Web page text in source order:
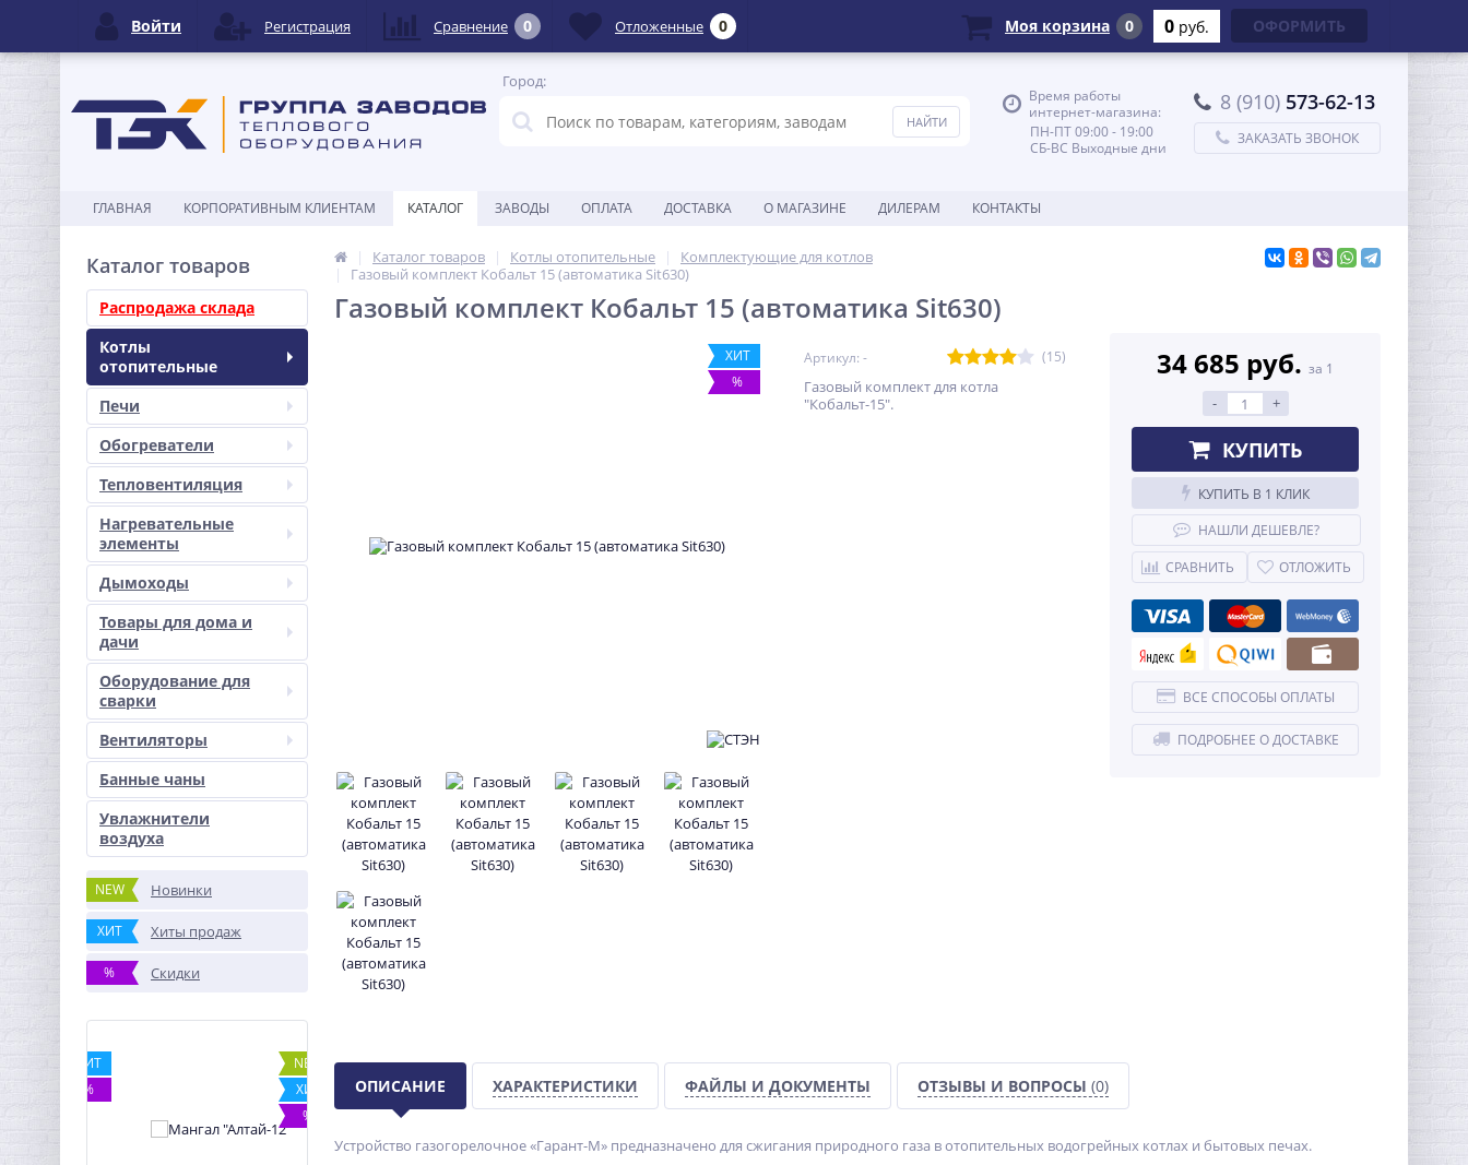
Город:
Время работы
интернет-магазина:
ПН-ПТ 09:00 - 19:00
СБ-ВС Выходные дни
8 (910) 573-62-13
ЗАКАЗАТЬ ЗВОНОК
ГЛАВНАЯ КОРПОРАТИВНЫМ КЛИЕНТАМ КАТАЛОГ ЗАВОДЫ ОПЛАТА ДОСТАВКА О МАГАЗИНЕ ДИЛЕРАМ КОНТАКТЫ
Каталог товаров
Распродажа склада
Котлы
отопительные
Печи
Обогреватели
Тепловентиляция
Нагревательные
элементы
Дымоходы
Товары для дома и
дачи
Оборудование для
сварки
Вентиляторы
Банные чаны
Увлажнители
воздуха
NEW Новинки
ХИТ Хиты продаж
% Скидки
NEW
ХИТ
%
% %
NEW
ХИТ
%
Каталог товаров Котлы отопительные
Комплектующие для котлов
Газовый комплект Кобальт 15 (автоматика Sit630)
Газовый комплект Кобальт 15 (автоматика Sit630)
ХИТ
%
Артикул: - (15)
Газовый комплект для котла
"Кобальт-15".
34 685 руб. за 1
- +
КУПИТЬ
КУПИТЬ В 1 КЛИК
НАШЛИ ДЕШЕВЛЕ?
СРАВНИТЬ
ОТЛОЖИТЬ
ВСЕ СПОСОБЫ ОПЛАТЫ
ПОДРОБНЕЕ О ДОСТАВКЕ
ОПИСАНИЕ ХАРАКТЕРИСТИКИ ФАЙЛЫ И ДОКУМЕНТЫ ОТЗЫВЫ И ВОПРОСЫ (0)
Устройство газогорелочное «Гарант-М» предназначено для сжигания природного газа в отопительных водогрейных котлах и бытовых печах.
Войти Регистрация Сравнение 0 Отложенные 0 Моя корзина 0 0 руб. ОФОРМИТЬ